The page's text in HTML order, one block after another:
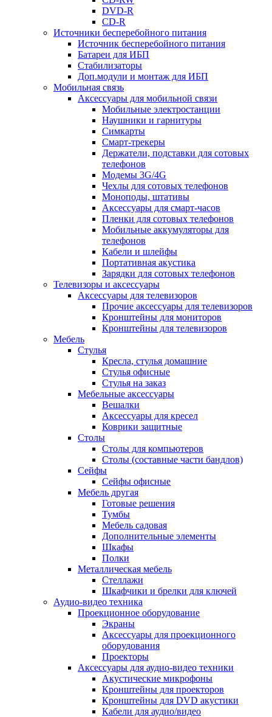
DVD-R
CD-R
Источники бесперебойного питания
Источник бесперебойного питания
Батареи для ИБП
Стабилизаторы
Доп.модули и монтаж для ИБП
Мобильная связь
Аксессуары для мобильной связи
Мобильные электростанции
Наушники и гарнитуры
Симкарты
Смарт-трекеры
Держатели, подставки для сотовых
телефонов
Модемы 3G/4G
Чехлы для сотовых телефонов
Моноподы, штативы
Аксессуары для смарт-часов
Пленки для сотовых телефонов
Мобильные аккумуляторы для
телефонов
Кабели и шлейфы
Портативная акустика
Зарядки для сотовых телефонов
Телевизоры и аксессуары
Аксессуары для телевизоров
Прочие аксессуары для телевизоров
Кронштейны для мониторов
Кронштейны для телевизоров
Мебель
Стулья
Кресла, стулья домашние
Стулья офисные
Стулья на заказ
Мебельные аксессуары
Вешалки
Аксессуары для кресел
Коврики защитные
Столы
Столы для компьютеров
Столы (составные части бандлов)
Сейфы
Сейфы офисные
Мебель другая
Готовые решения
Тумбы
Мебель садовая
Дополнительные элементы
Шкафы
Полки
Металлическая мебель
Стеллажи
Шкафчики и брелки для ключей
Аудио-видео техника
Проекционное оборудование
Экраны
Аксессуары для проекционного
оборудования
Проекторы
Аксессуары для аудио-видео техники
Акустические микрофоны
Кронштейны для проекторов
Кронштейны для DVD акустики
Кабели для аудио/видео